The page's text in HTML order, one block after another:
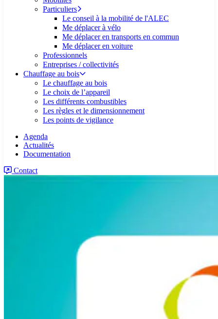
Particuliers
Le conseil à la mobilité de l'ALEC
Me déplacer à vélo
Me déplacer en transports en commun
Me déplacer en voiture
Professionnels
Entreprises / collectivités
Chauffage au bois
Le chauffage au bois
Le choix de l’appareil
Les différents combustibles
Les règles et le dimensionnement
Les points de vigilance
Agenda
Actualités
Documentation
Contact